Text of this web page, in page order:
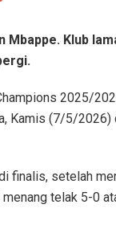
Mbappe. Klub
2025/
Kamis (7/5/2026)
finalis, setelah
telak 5-0